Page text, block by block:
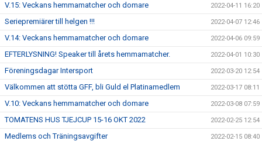
V.15: Veckans hemmamatcher och domare 2022-04-11 16:20
Seriepremiärer till helgen !!! 2022-04-07 12:46
V.14: Veckans hemmamatcher och domare 2022-04-06 09:59
EFTERLYSNING! Speaker till årets hemmamatcher. 2022-04-01 10:30
Föreningsdagar Intersport 2022-03-20 12:54
Välkommen att stötta GFF, bli Guld el Platinamedlem 2022-03-17 08:11
V.10: Veckans hemmamatcher och domare 2022-03-08 07:59
TOMATENS HUS TJEJCUP 15-16 OKT 2022 2022-02-25 12:54
Medlems och Träningsavgifter 2022-02-15 08:40